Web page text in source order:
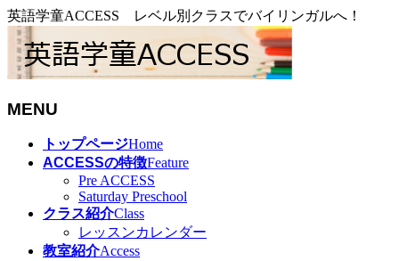
英語学童ACCESS レベル別クラスでバイリンガルへ！
MENU
トップページHome
ACCESSの特徴Feature
Pre ACCESS
Saturday Preschool
クラス紹介Class
レッスンカレンダー
教室紹介Access